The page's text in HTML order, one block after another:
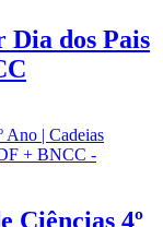
dos Pais
Ciências 4º